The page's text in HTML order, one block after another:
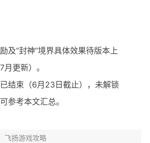
及“封神”境界具体效果待版本上
更新）。
结束（6月23日截止），未解锁
参考本文汇总。
飞扬游戏攻略